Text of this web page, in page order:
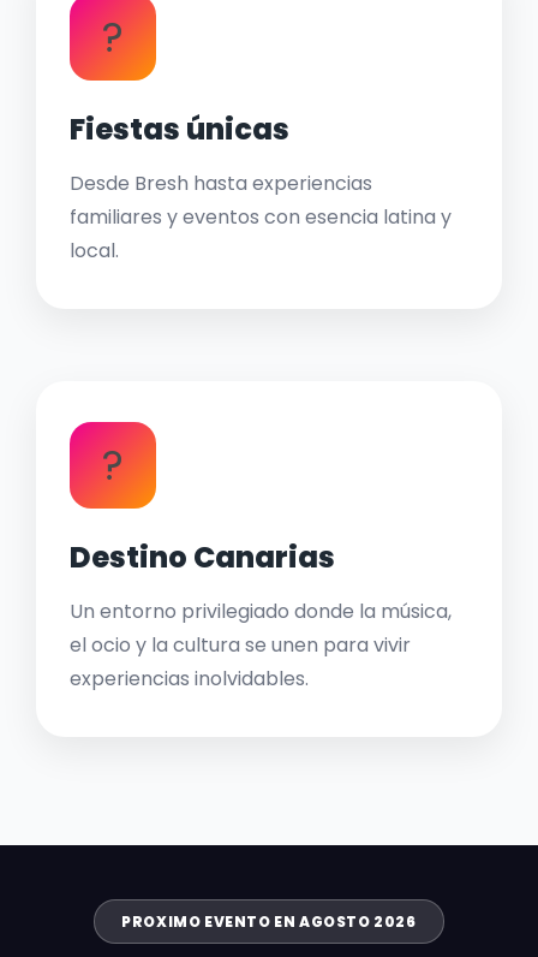
?
Fiestas únicas
Desde Bresh hasta experiencias
familiares y eventos con esencia latina y
local.
?
Destino Canarias
Un entorno privilegiado donde la música,
el ocio y la cultura se unen para vivir
experiencias inolvidables.
PROXIMO EVENTO EN AGOSTO 2026